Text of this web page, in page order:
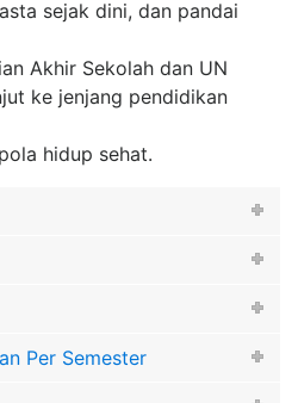
sejak dini, dan pandai
Akhir Sekolah dan UN
ke jenjang pendidikan
hidup sehat.
Per Semester